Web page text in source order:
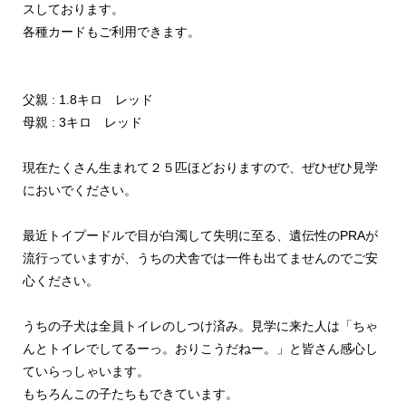
スしております。
各種カードもご利用できます。
父親 : 1.8キロ レッド
母親 : 3キロ レッド
現在たくさん生まれて２５匹ほどおりますので、ぜひぜひ見学
においでください。
最近トイプードルで目が白濁して失明に至る、遺伝性のPRAが
流行っていますが、うちの犬舎では一件も出てませんのでご安
心ください。
うちの子犬は全員トイレのしつけ済み。見学に来た人は「ちゃ
んとトイレでしてるーっ。おりこうだねー。」と皆さん感心し
ていらっしゃいます。
もちろんこの子たちもできています。